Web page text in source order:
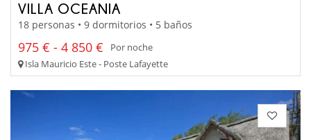
VILLA OCEANIA
18 personas • 9 dormitorios • 5 baños
975 € - 4 850 €
Por noche
Isla Mauricio Este - Poste Lafayette